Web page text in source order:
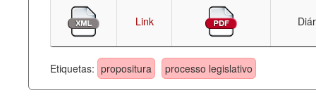
Link
Etiquetas: propositura processo legislativo